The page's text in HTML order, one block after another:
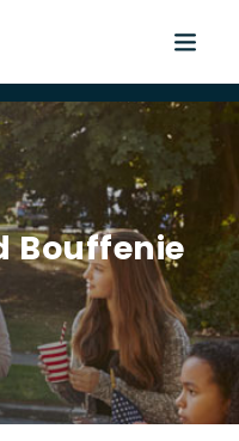
Bouffenie